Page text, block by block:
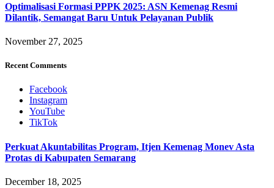
Optimalisasi Formasi PPPK 2025: ASN Kemenag Resmi
Dilantik, Semangat Baru Untuk Pelayanan Publik
November 27, 2025
Recent Comments
Facebook
Instagram
YouTube
TikTok
Perkuat Akuntabilitas Program, Itjen Kemenag Monev Asta
Protas di Kabupaten Semarang
December 18, 2025